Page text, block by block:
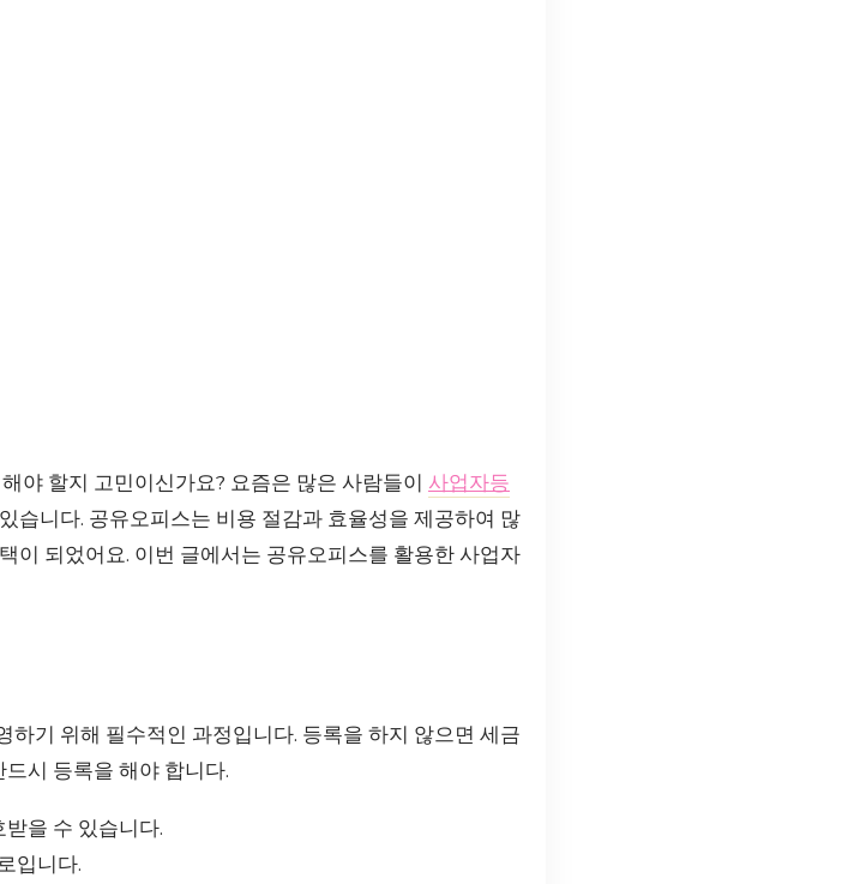
야 할지 고민이신가요? 요즘은 많은 사람들이 사업자등
습니다. 공유오피스는 비용 절감과 효율성을 제공하여 많
이 되었어요. 이번 글에서는 공유오피스를 활용한 사업자
기 위해 필수적인 과정입니다. 등록을 하지 않으면 세금
시 등록을 해야 합니다.
을 수 있습니다.
입니다.